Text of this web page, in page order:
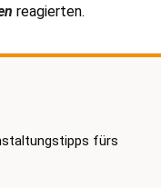
reagierten.
fürs